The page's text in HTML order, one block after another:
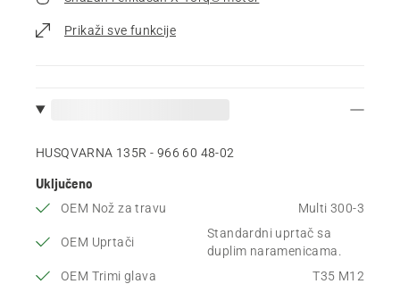
Prikaži sve funkcije
HUSQVARNA 135R - 966 60 48‑02
Uključeno
OEM Nož za travu Multi 300-3
OEM Uprtači
Standardni uprtač sa
duplim naramenicama.
OEM Trimi glava
T35 M12